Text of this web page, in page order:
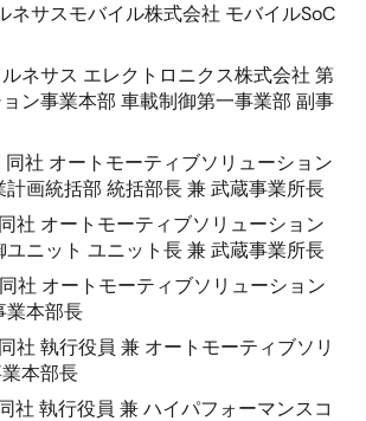
サスモバイル株式会社 モバイルSoC
ネサス エレクトロニクス株式会社 第
ン事業本部 車載制御第一事業部 副事
社 オートモーティブソリューション
計画統括部 統括部長 兼 武蔵事業所長
社 オートモーティブソリューション
ユニット ユニット長 兼 武蔵事業所長
社 オートモーティブソリューション
業本部長
執行役員 兼 オートモーティブソリ
本部長
執行役員 兼 ハイパフォーマンスコ